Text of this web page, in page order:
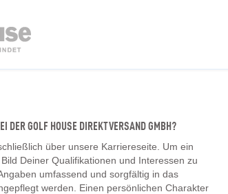
DER GOLF HOUSE DIREKTVERSAND GMBH?
über unsere Karriereseite. Um ein
Deiner Qualifikationen und Interessen zu
umfassend und sorgfältig in das
werden. Einen persönlichen Charakter